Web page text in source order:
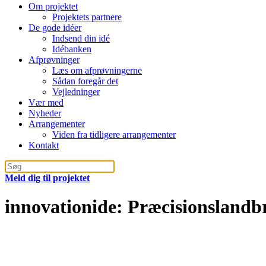
Om projektet
Projektets partnere
De gode idéer
Indsend din idé
Idébanken
Afprøvninger
Læs om afprøvningerne
Sådan foregår det
Vejledninger
Vær med
Nyheder
Arrangementer
Viden fra tidligere arrangementer
Kontakt
Meld dig til projektet
innovationide: